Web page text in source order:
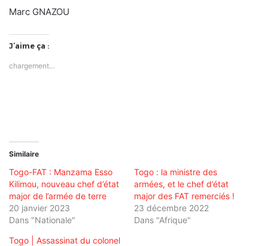
Marc GNAZOU
J’aime ça :
chargement…
Similaire
Togo-FAT : Manzama Esso
Kilimou, nouveau chef d’état
major de l’armée de terre
20 janvier 2023
Dans "Nationale"
Togo : la ministre des
armées, et le chef d’état
major des FAT remerciés !
23 décembre 2022
Dans "Afrique"
Togo | Assassinat du colonel